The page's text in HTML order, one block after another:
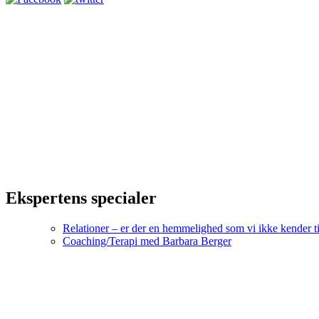
Ekspertens specialer
Relationer – er der en hemmelighed som vi ikke kender
Coaching/Terapi med Barbara Berger